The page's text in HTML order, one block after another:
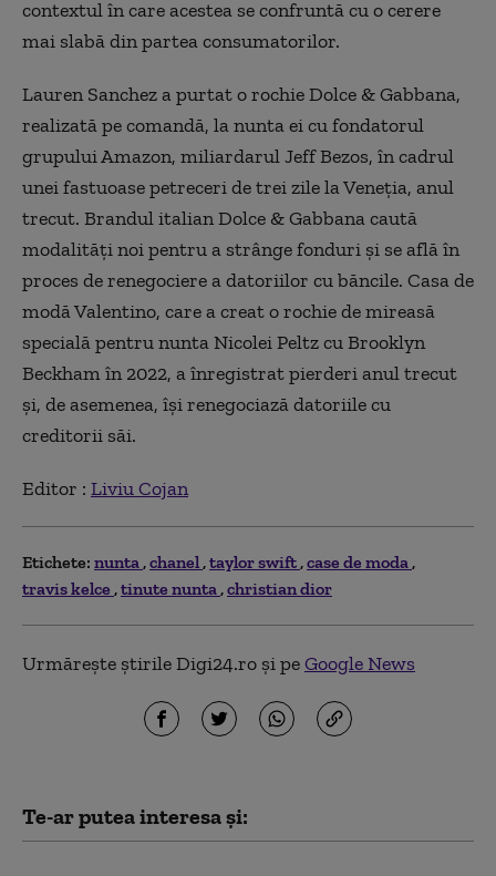
contextul în care acestea se confruntă cu o cerere
mai slabă din partea consumatorilor.
Lauren Sanchez a purtat o rochie Dolce & Gabbana,
realizată pe comandă, la nunta ei cu fondatorul
grupului Amazon, miliardarul Jeff Bezos, în cadrul
unei fastuoase petreceri de trei zile la Veneţia, anul
trecut. Brandul italian Dolce & Gabbana caută
modalităţi noi pentru a strânge fonduri şi se află în
proces de renegociere a datoriilor cu băncile. Casa de
modă Valentino, care a creat o rochie de mireasă
specială pentru nunta Nicolei Peltz cu Brooklyn
Beckham în 2022, a înregistrat pierderi anul trecut
şi, de asemenea, îşi renegociază datoriile cu
creditorii săi.
Editor : Liviu Cojan
Etichete: nunta chanel taylor swift case de moda
travis kelce tinute nunta christian dior
Urmărește știrile Digi24.ro și peGoogle News
Te-ar putea interesa și: